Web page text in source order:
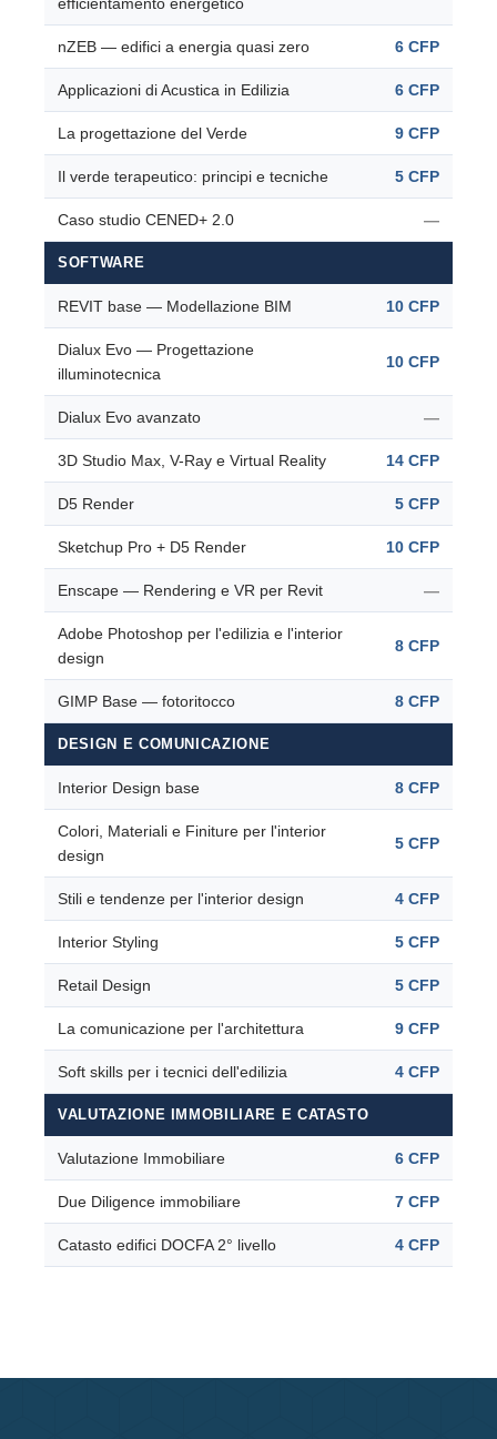
nZEB — edifici a energia quasi zero 6 CFP
Applicazioni di Acustica in Edilizia 6 CFP
La progettazione del Verde 9 CFP
Il verde terapeutico: principi e tecniche 5 CFP
Caso studio CENED+ 2.0 —
SOFTWARE
REVIT base — Modellazione BIM 10 CFP
Dialux Evo — Progettazione
illuminotecnica
10 CFP
Dialux Evo avanzato —
3D Studio Max, V-Ray e Virtual Reality 14 CFP
D5 Render 5 CFP
Sketchup Pro + D5 Render 10 CFP
Enscape — Rendering e VR per Revit —
Adobe Photoshop per l'edilizia e l'interior
design
8 CFP
GIMP Base — fotoritocco 8 CFP
DESIGN E COMUNICAZIONE
Interior Design base 8 CFP
Colori, Materiali e Finiture per l'interior
design
5 CFP
Stili e tendenze per l'interior design 4 CFP
Interior Styling 5 CFP
Retail Design 5 CFP
La comunicazione per l'architettura 9 CFP
Soft skills per i tecnici dell'edilizia 4 CFP
VALUTAZIONE IMMOBILIARE E CATASTO
Valutazione Immobiliare 6 CFP
Due Diligence immobiliare 7 CFP
Catasto edifici DOCFA 2° livello 4 CFP